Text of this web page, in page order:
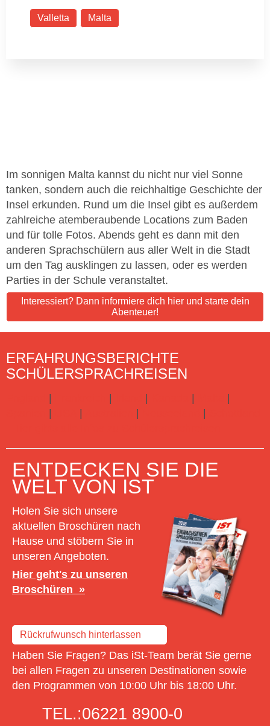
Valletta Malta
Im sonnigen Malta kannst du nicht nur viel Sonne
tanken, sondern auch die reichhaltige Geschichte der
Insel erkunden. Rund um die Insel gibt es außerdem
zahlreiche atemberaubende Locations zum Baden
und für tolle Fotos. Abends geht es dann mit den
anderen Sprachschülern aus aller Welt in die Stadt
um den Tag ausklingen zu lassen, oder es werden
Parties in der Schule veranstaltet.
Interessiert? Dann informiere dich hier und starte dein
Abenteuer!
ERFAHRUNGSBERICHTE
SCHÜLERSPRACHREISEN
ENTDECKEN SIE DIE
WELT VON IST
Holen Sie sich unsere
aktuellen Broschüren nach
Hause und stöbern Sie in
unseren Angeboten.
Hier geht's zu unseren
Broschüren
Rückrufwunsch hinterlassen
Haben Sie Fragen? Das iSt-Team berät Sie gerne
bei allen Fragen zu unseren Destinationen sowie
den Programmen von 10:00 Uhr bis 18:00 Uhr.
TEL.:06221 8900-0